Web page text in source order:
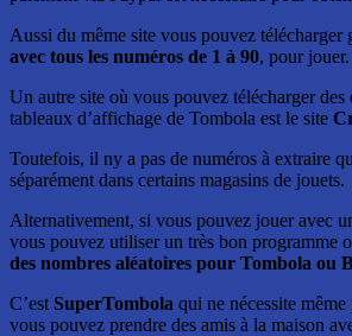
Aussi du même site vous pouvez télécharger
avec tous les numéros de 1 à 90, pour jouer.
Un autre site où vous pouvez télécharger des
tableaux d’affichage de Tombola est le site
Toutefois, il ny a pas de numéros à extraire
séparément dans certains magasins de jouets.
Alternativement, si vous pouvez jouer avec
vous pouvez utiliser un très bon programme
des nombres aléatoires pour Tombola ou
C’est SuperTombola qui ne nécessite
vous pouvez prendre des amis à la maison